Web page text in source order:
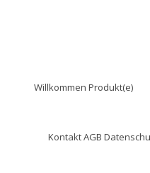
Willkommen Produkt(e)
KontaktAGB